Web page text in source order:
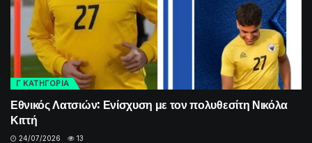
Γ ΚΑΤΗΓΟΡΙΑ
Εθνικός Λατσιών: Ενίσχυση με τον πολυθεσίτη Νικόλα
Κιττή
24/07/2026 13